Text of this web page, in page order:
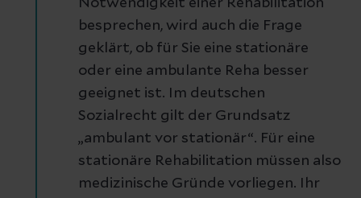
Notwendigkeit einer Rehabilitation
besprechen, wird auch die Frage
geklärt, ob für Sie eine stationäre
oder eine ambulante Reha besser
geeignet ist. Im deutschen
Sozialrecht gilt der Grundsatz
„ambulant vor stationär“. Für eine
stationäre Rehabilitation müssen also
medizinische Gründe vorliegen. Ihr